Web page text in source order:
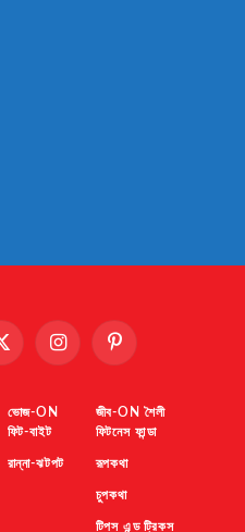
X
InstagramPinterest
ভোজ-ON
ফিট-বাইট
রান্না-ঝটপট
জীব-ON শৈলী
ফিটনেস ফান্ডা
রূপকথা
চুপকথা
টিপস এন্ড ট্রিকস